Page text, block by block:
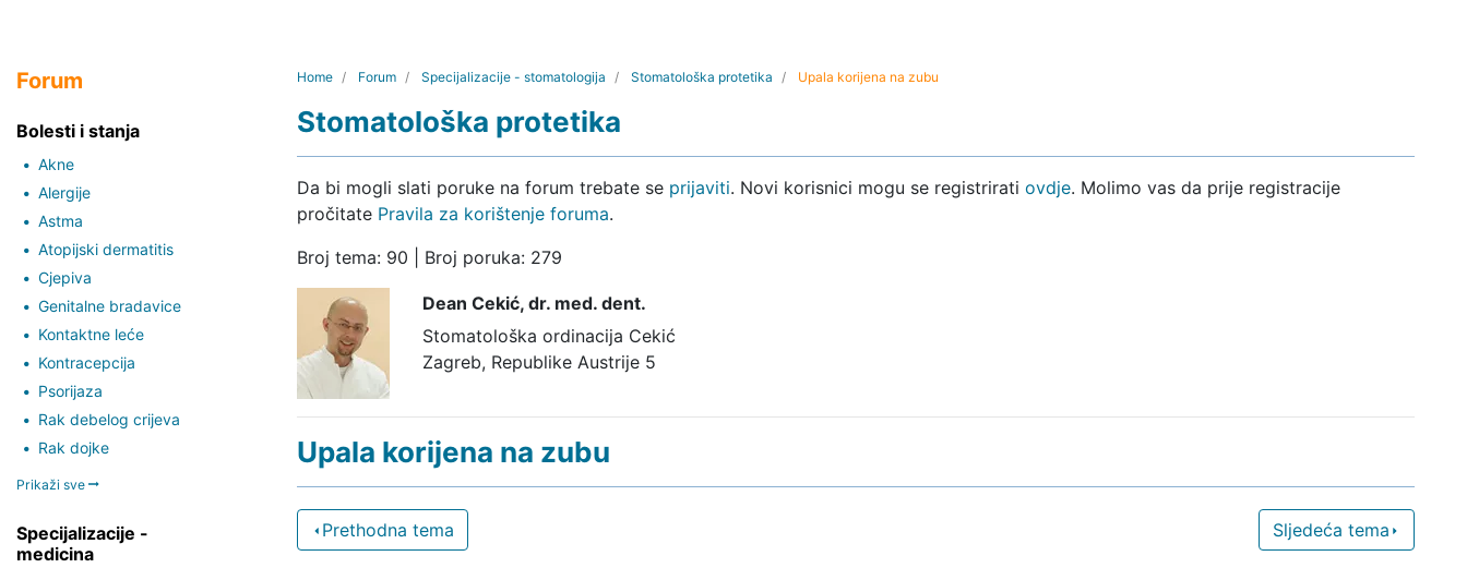
Forum
Bolesti i stanja
Akne
Alergije
Astma
Atopijski dermatitis
Cjepiva
Genitalne bradavice
Kontaktne leće
Kontracepcija
Psorijaza
Rak debelog crijeva
Rak dojke
Prikaži sve
Specijalizacije -
medicina
Home Forum Specijalizacije - stomatologija Stomatološka protetika Upala korijena na zubu
Stomatološka protetika
Da bi mogli slati poruke na forum trebate se prijaviti. Novi korisnici mogu se registrirati ovdje. Molimo vas da prije registracije
pročitate Pravila za korištenje foruma.
Broj tema: 90 | Broj poruka: 279
Dean Cekić, dr. med. dent.
Stomatološka ordinacija Cekić
Zagreb, Republike Austrije 5
Upala korijena na zubu
Prethodna tema Sljedeća tema